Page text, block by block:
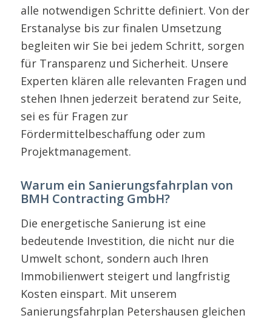
alle notwendigen Schritte definiert. Von der
Erstanalyse bis zur finalen Umsetzung
begleiten wir Sie bei jedem Schritt, sorgen
für Transparenz und Sicherheit. Unsere
Experten klären alle relevanten Fragen und
stehen Ihnen jederzeit beratend zur Seite,
sei es für Fragen zur
Fördermittelbeschaffung oder zum
Projektmanagement.
Warum ein Sanierungsfahrplan von
BMH Contracting GmbH?
Die energetische Sanierung ist eine
bedeutende Investition, die nicht nur die
Umwelt schont, sondern auch Ihren
Immobilienwert steigert und langfristig
Kosten einspart. Mit unserem
Sanierungsfahrplan Petershausen gleichen